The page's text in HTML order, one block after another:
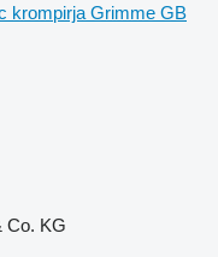
krompirja Grimme GB
Co. KG